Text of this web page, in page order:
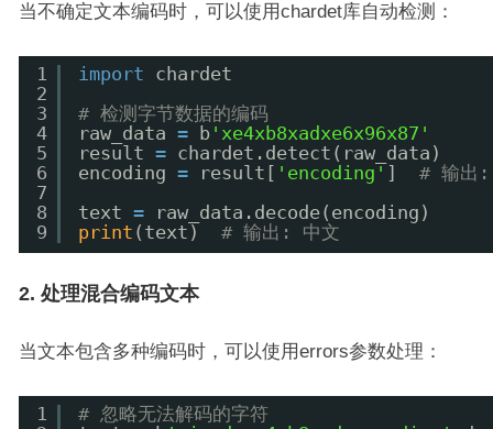
当不确定文本编码时，可以使用chardet库自动检测：
1
2
3
4
5
6
7
8
9
import
chardet
# 检测字节数据的编码
raw_data = b 'xe4xb8xadxe6x96x87'
result = chardet.detect(raw_data)
encoding = result[ 'encoding' ] # 输
text =
raw_data.decode(encoding)
print (text) # 输出: 中文
2. 处理混合编码文本
当文本包含多种编码时，可以使用errors参数处理：
1
# 忽略无法解码的字符